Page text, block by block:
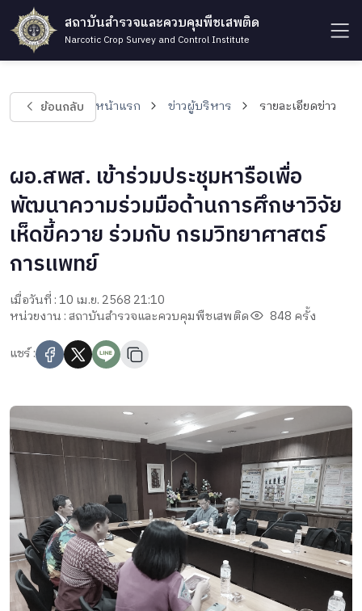
สถาบันสำรวจและควบคุมพืชเสพติด
Narcotic Crop Survey and Control Institute
ย้อนกลับ หน้าแรก ข่าวผู้บริหาร รายละเอียดข่าว
ผอ.สพส. เข้าร่วมประชุมหารือเพื่อ
พัฒนาความร่วมมือด้านการศึกษาวิจัย
เห็ดขี้ควาย ร่วมกับ กรมวิทยาศาสตร์
การแพทย์
เมื่อวันที่ : 10 เม.ย. 2568 21:10
หน่วยงาน : สถาบันสำรวจและควบคุมพืชเสพติด
848 ครั้ง
แชร์ :